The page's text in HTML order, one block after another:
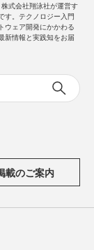
式会社翔泳社が運営す
す。テクノロジー入門
ウェア開発にかかわる
新情報と実践知をお届
載のご案内